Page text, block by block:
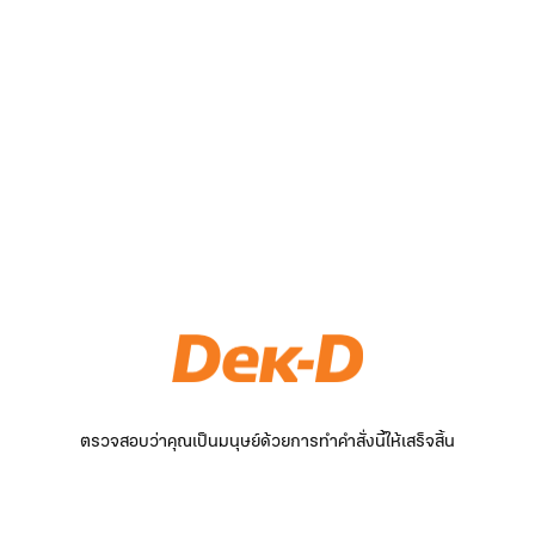
ตรวจสอบว่าคุณเป็นมนุษย์ด้วยการทำคำสั่งนี้ให้เสร็จสิ้น